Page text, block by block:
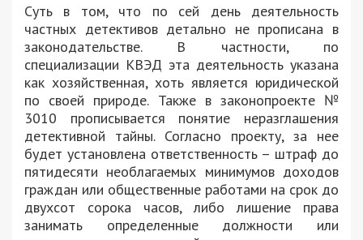
Суть в том, что по сей день деятельность
частных детективов детально не прописана в
законодательстве. В частности, по
специализации КВЭД эта деятельность указана
как хозяйственная, хоть является юридической
по своей природе. Также в законопроекте №
3010 прописывается понятие неразглашения
детективной тайны. Согласно проекту, за нее
будет установлена ответственность – штраф до
пятидесяти необлагаемых минимумов доходов
граждан или общественные работами на срок до
двухсот сорока часов, либо лишение права
занимать определенные должности или